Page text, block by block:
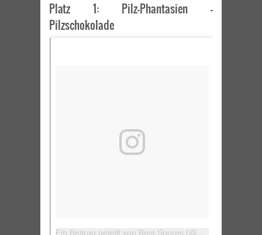
Platz 1: Pilz-Phantasien –
Pilzschokolade
Ein Beitrag geteilt von Best Spores (@bestspores1)